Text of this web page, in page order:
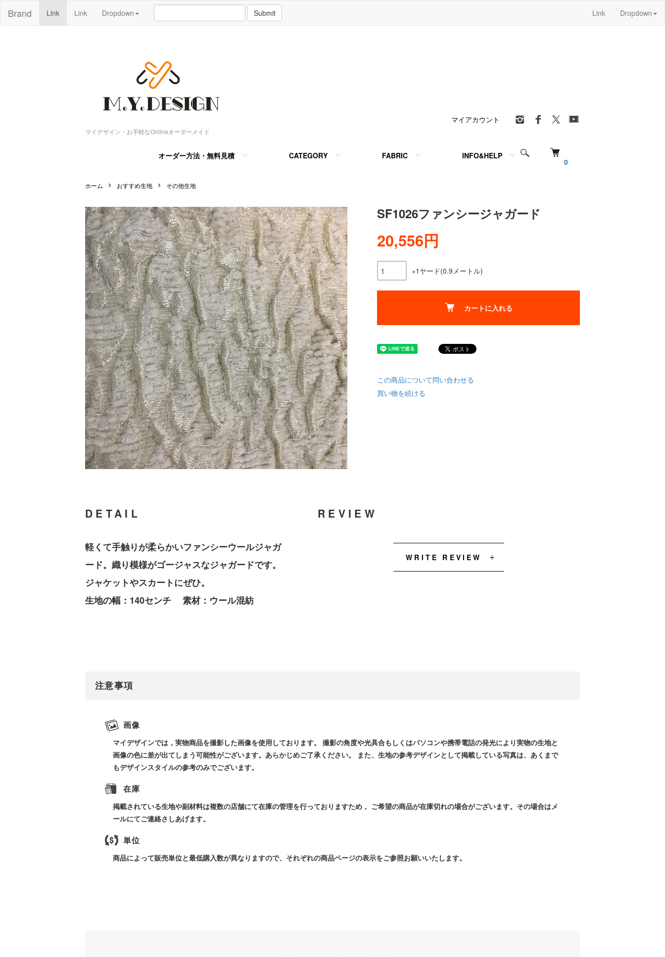
Brand Link Link Dropdown Submit Link Dropdown
マイデザイン・お手軽なOnlineオーダーメイド
0
オーダー方法・無料見積 CATEGORY FABRIC INFO&HELP
マイアカウント
ホーム おすすめ生地 その他生地
SF1026ファンシージャガード
20,556円
×1ヤード(0.9メートル)
カートに入れる
この商品について問い合わせる
買い物を続ける
DETAIL
軽くて手触りが柔らかいファンシーウールジャガ
ード。織り模様がゴージャスなジャガードです。
ジャケットやスカートにぜひ。
生地の幅：140センチ 素材：ウール混紡
REVIEW
WRITE REVIEW
注意事項
画像
マイデザインでは，実物商品を撮影した画像を使用しております。 撮影の角度や光具合もしくはパソコンや携帯電話の発光により実物の生地と
画像の色に差が出てしまう可能性がございます。あらかじめご了承ください。 また、生地の参考デザインとして掲載している写真は、あくまで
もデザインスタイルの参考のみでございます。
在庫
掲載されている生地や副材料は複数の店舗にて在庫の管理を行っておりますため， ご希望の商品が在庫切れの場合がございます。その場合はメ
ールにてご連絡さしあげます。
単位
商品によって販売単位と最低購入数が異なりますので、それぞれの商品ページの表示をご参照お願いいたします。